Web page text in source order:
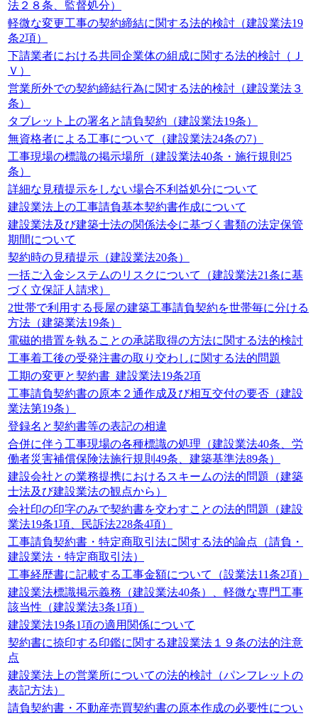
法２８条、監督処分）
軽微な変更工事の契約締結に関する法的検討（建設業法19
条2項）
下請業者における共同企業体の組成に関する法的検討（Ｊ
Ｖ）
営業所外での契約締結行為に関する法的検討（建設業法３
条）
タブレット上の署名と請負契約（建設業法19条）
無資格者による工事について（建設業法24条の7）
工事現場の標識の掲示場所（建設業法40条・施行規則25
条）
詳細な見積提示をしない場合不利益処分について
建設業法上の工事請負基本契約書作成について
建設業法及び建築士法の関係法令に基づく書類の法定保管
期間について
契約時の見積提示（建設業法20条）
一括ご入金システムのリスクについて（建設業法21条に基
づく立保証人請求）
2世帯で利用する長屋の建築工事請負契約を世帯毎に分ける
方法（建築業法19条）
電磁的措置を執ることの承諾取得の方法に関する法的検討
工事着工後の受発注書の取り交わしに関する法的問題
工期の変更と契約書_建設業法19条2項
工事請負契約書の原本２通作成及び相互交付の要否（建設
業法第19条）
登録名と契約書等の表記の相違
合併に伴う工事現場の各種標識の処理（建設業法40条、労
働者災害補償保険法施行規則49条、建築基準法89条）
建設会社との業務提携におけるスキームの法的問題（建築
士法及び建設業法の観点から）
会社印の印字のみで契約書を交わすことの法的問題（建設
業法19条1項、民訴法228条4項）
工事請負契約書・特定商取引法に関する法的論点（請負・
建設業法・特定商取引法）
工事経歴書に記載する工事金額について（設業法11条2項）
建設業法標識掲示義務（建設業法40条）、軽微な専門工事
該当性（建設業法3条1項）
建設業法19条1項の適用関係について
契約書に捺印する印鑑に関する建設業法１９条の法的注意
点
建設業法上の営業所についての法的検討（パンフレットの
表記方法）
請負契約書・不動産売買契約書の原本作成の必要性につい